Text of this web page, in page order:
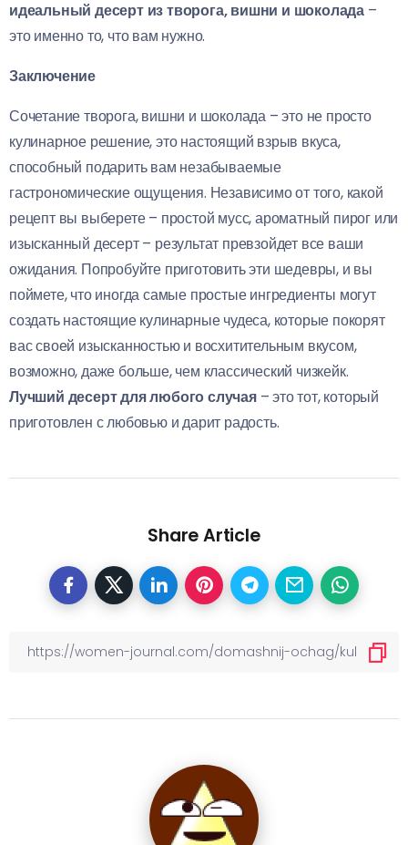
идеальный десерт из творога, вишни и шоколада –
это именно то, что вам нужно.
Заключение
Сочетание творога, вишни и шоколада – это не просто
кулинарное решение, это настоящий взрыв вкуса,
способный подарить вам незабываемые
гастрономические ощущения. Независимо от того, какой
рецепт вы выберете – простой мусс, ароматный пирог или
изысканный десерт – результат превзойдет все ваши
ожидания. Попробуйте приготовить эти шедевры, и вы
поймете, что иногда самые простые ингредиенты могут
создать настоящие кулинарные чудеса, которые покорят
вас своей изысканностью и восхитительным вкусом,
возможно, даже больше, чем классический чизкейк.
Лучший десерт для любого случая– это тот, который
приготовлен с любовью и дарит радость.
Share Article